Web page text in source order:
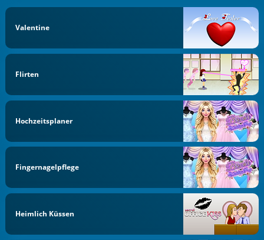
Valentine
Flirten
Hochzeitsplaner
Fingernagelpflege
Heimlich Küssen